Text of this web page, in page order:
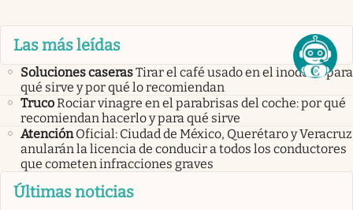
Las más leídas
Soluciones caserasTirar el café usado en el inodoro: para
qué sirve y por qué lo recomiendan
TrucoRociar vinagre en el parabrisas del coche: por qué
recomiendan hacerlo y para qué sirve
Atención Oficial: Ciudad de México, Querétaro y Veracruz
anularán la licencia de conducir a todos los conductores
que cometen infracciones graves
Últimas noticias